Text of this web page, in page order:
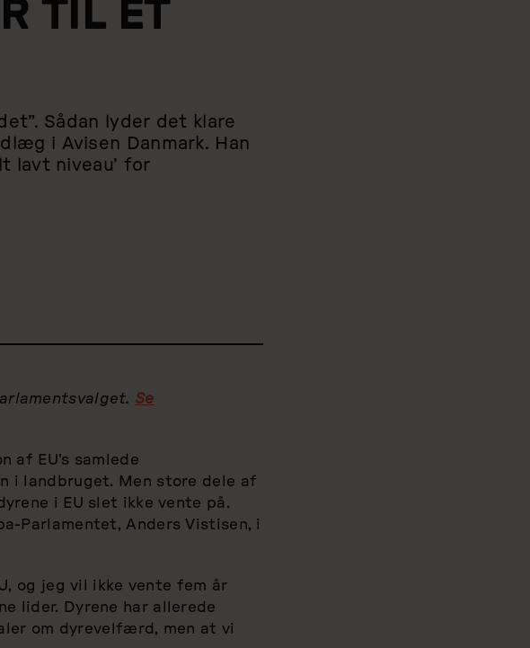
TIL ET
Sådan lyder det klare
i Avisen Danmark. Han
lavt niveau’ for
Se
af EU’s samlede
i landbruget. Men store dele af
i EU slet ikke vente på.
Parlamentet, Anders Vistisen, i
og jeg vil ikke vente fem år
lider. Dyrene har allerede
om dyrevelfærd, men at vi